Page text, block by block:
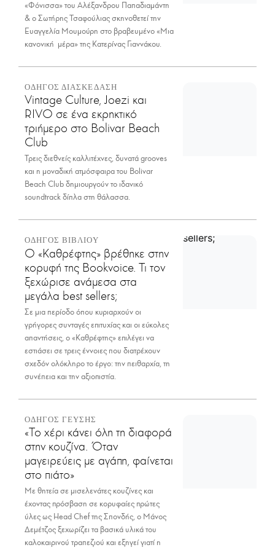
«Φόνισσα» του Αλέξανδρου Παπαδιαμάντη
& ο Σωτήρης Τσαφούλιας σκηνοθετεί την
Ευαγγελία Μουμούρη στο βραβευμένο «Μια
κανονική μέρα» της Κατερίνας Γιαννάκου.
ΟΔΗΓΟΣ ΔΙΑΣΚΕΔΑΣΗ
Vintage Culture, Joezi και
RIVO σε ένα εκρηκτικό
τριήμερο στο Bolivar Beach
Club
Τρεις διεθνείς καλλιτέχνες, δυνατά grooves
και η μοναδική ατμόσφαιρα του Bolivar
Beach Club δημιουργούν το ιδανικό
soundtrack δίπλα στη θάλασσα.
ΟΔΗΓΟΣ ΒΙΒΛΙΟΥ
Ο «Καθρέφτης» βρέθηκε στην
κορυφή της Bookvoice. Τι τον
ξεχώρισε ανάμεσα στα
μεγάλα best sellers;
Σε μια περίοδο όπου κυριαρχούν οι
γρήγορες συνταγές επιτυχίας και οι εύκολες
απαντήσεις, ο «Καθρέφτης» επιλέγει να
εστιάσει σε τρεις έννοιες που διατρέχουν
σχεδόν ολόκληρο το έργο: την πειθαρχία, τη
συνέπεια και την αξιοπιστία.
ΟΔΗΓΟΣ ΓΕΥΣΗΣ
«Το χέρι κάνει όλη τη διαφορά
στην κουζίνα. Όταν
μαγειρεύεις με αγάπη, φαίνεται
στο πιάτο»
Με θητεία σε μισελενάτες κουζίνες και
έχοντας πρόσβαση σε κορυφαίες πρώτες
ύλες ως Head Chef της Σπονδής, ο Μάνος
Δεμέτζος ξεχωρίζει τα βασικά υλικά του
καλοκαιρινού τραπεζιού και εξηγεί γιατί η